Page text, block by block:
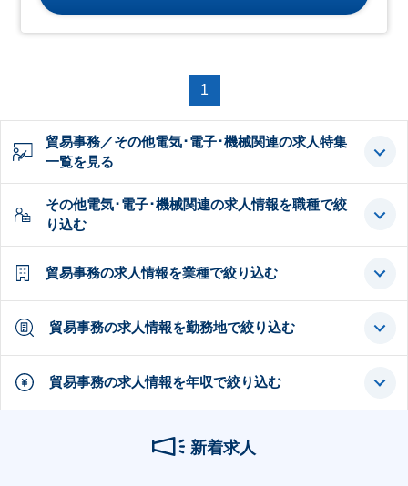
1
貿易事務／その他電気･電子･機械関連の求人特集
一覧を見る
その他電気･電子･機械関連の求人情報を職種で絞
り込む
貿易事務の求人情報を業種で絞り込む
貿易事務の求人情報を勤務地で絞り込む
貿易事務の求人情報を年収で絞り込む
新着求人